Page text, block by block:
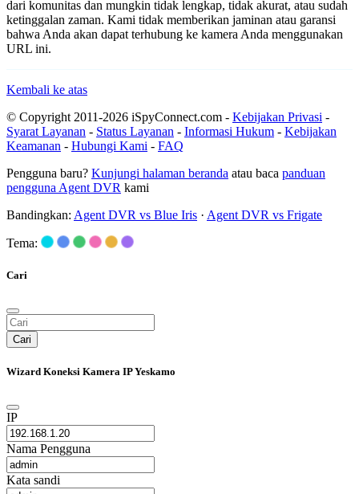
dari komunitas dan mungkin tidak lengkap, tidak akurat, atau sudah
ketinggalan zaman. Kami tidak memberikan jaminan atau garansi
bahwa Anda akan dapat terhubung ke kamera Anda menggunakan
URL ini.
Kembali ke atas
© Copyright 2011-2026 iSpyConnect.com - Kebijakan Privasi -
Syarat Layanan - Status Layanan - Informasi Hukum - Kebijakan
Keamanan - Hubungi Kami - FAQ
Pengguna baru? Kunjungi halaman beranda atau baca panduan
pengguna Agent DVR kami
Bandingkan: Agent DVR vs Blue Iris · Agent DVR vs Frigate
Tema:
Cari
Cari
Wizard Koneksi Kamera IP Yeskamo
IP
Nama Pengguna
Kata sandi